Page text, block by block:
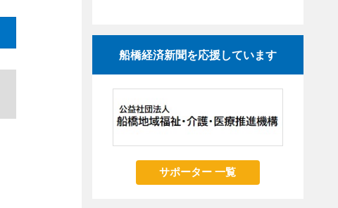
船橋経済新聞を応援しています
サポーター 一覧